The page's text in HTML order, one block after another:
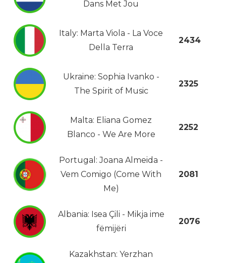
Dans Met Jou
Italy: Marta Viola - La Voce
Della Terra
2434
Ukraine: Sophia Ivanko -
The Spirit of Music
2325
Malta: Eliana Gomez
Blanco - We Are More
2252
Portugal: Joana Almeida -
Vem Comigo (Come With
Me)
2081
Albania: Isea Çili - Mikja ime
fëmijëri
2076
Kazakhstan: Yerzhan